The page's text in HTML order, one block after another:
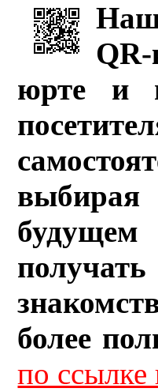
Наш
юрте и
более
по